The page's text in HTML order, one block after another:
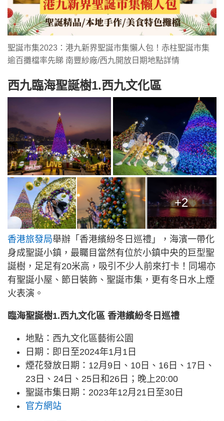
聖誕市集2023：港九新界聖誕市集懶人包！赤柱聖誕市集
逾百攤檔率先睇 南豐紗廠/西九開放日期地點詳情
西九臨海聖誕樹1.西九文化區
+2
香港旅發局舉辦「香港繽紛冬日巡禮」，海濱一帶化
身成聖誕小鎮，最矚目當然有位於小鎮中央的巨型聖
誕樹，足足有20米高，吸引不少人前來打卡！同場亦
有聖誕小屋、節日裝飾、聖誕市集，更有冬日水上煙
火表演。
臨海聖誕樹1.西九文化區 香港繽紛冬日巡禮
地點：西九文化區藝術公園
日期：即日至2024年1月1日
煙花發放日期：12月9日、10日、16日、17日、
23日、24日、25日和26日；晚上20:00
聖誕市集日期：2023年12月21日至30日
官方網站